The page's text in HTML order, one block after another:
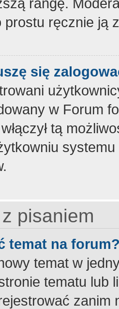
prostu ręcznie ją
się
w Forum
tą
pisaniem
temat na
temat w
tematu lub